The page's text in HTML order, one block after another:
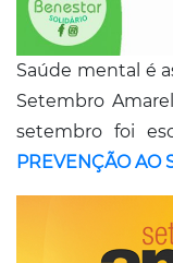
Saúde mental é
Setembro
setembro foi
PREVENÇÃO AO